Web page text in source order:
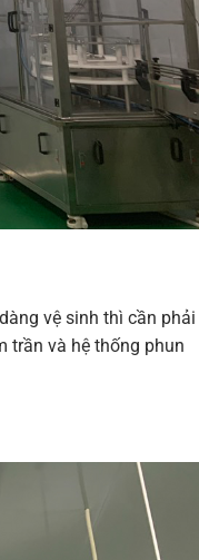
vệ sinh thì cần phải
trần và hệ thống phun